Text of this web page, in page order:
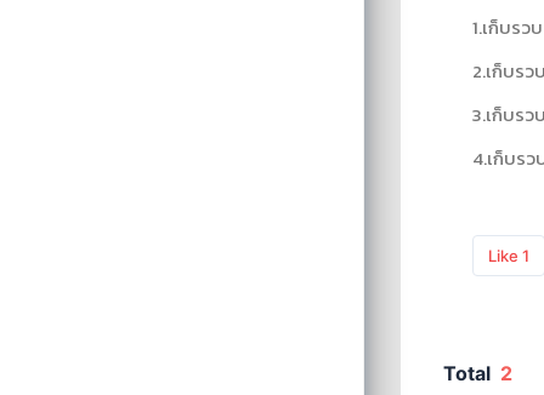
1.เก็บร
2.เก็บรว
3.เก็บรว
4.เก็บร
Like 1
Total 2